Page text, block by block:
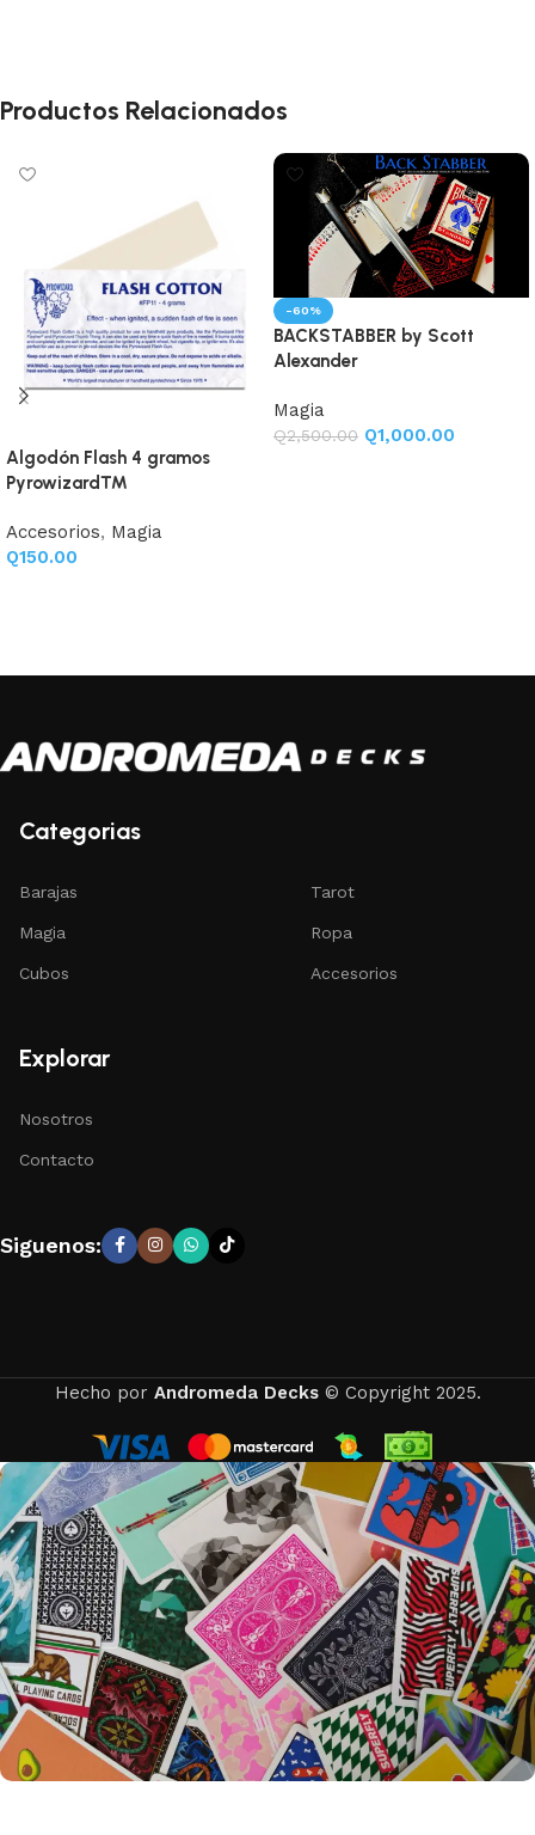
Productos Relacionados
Algodón Flash 4 gramos
Pyrowizard™
Accesorios, Magia
Q150.00
-60%
BACKSTABBER by Scott
Alexander
Magia
Q2,500.00 Q1,000.00
Categorias
Barajas
Magia
Cubos
Tarot
Ropa
Accesorios
Explorar
Nosotros
Contacto
Siguenos:
Hecho por Andromeda Decks© Copyright 2025.